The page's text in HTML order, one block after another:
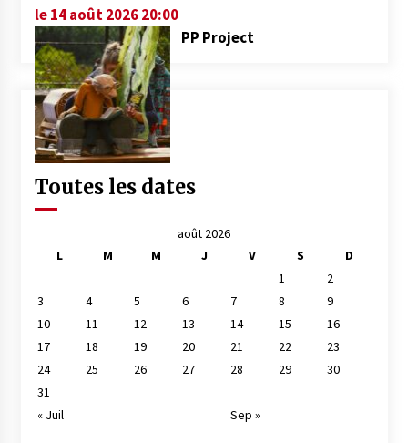
le 14 août 2026 20:00
PP Project
Toutes les dates
août 2026
L
M M J V S
D
1
2
3
4 5 6 7 8
9
10
11 12 13 14 15
16
17
18 19 20 21 22
23
24
25 26 27 28 29
30
31
« Juil
Sep »